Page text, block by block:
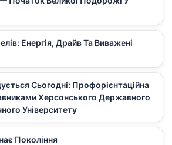
Енергія, Драйв Та Виважені
Сьогодні: Профорієнтаційна
Херсонського Державного
Університету
Покоління